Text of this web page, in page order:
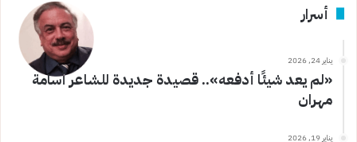
أسرار
يناير 24, 2026
«لم يعد شيئًا أدفعه».. قصيدة جديدة للشاعر أسامة
مهران
يناير 19, 2026